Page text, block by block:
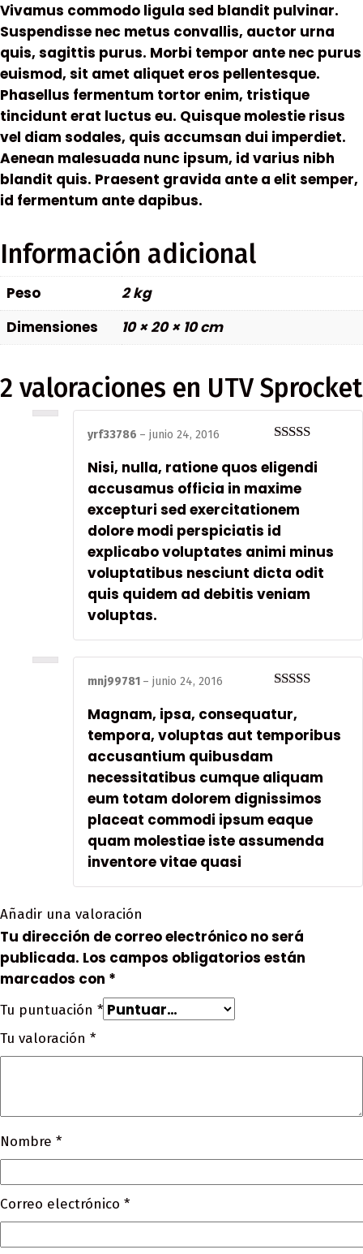
Vivamus commodo ligula sed blandit pulvinar.
Suspendisse nec metus convallis, auctor urna
quis, sagittis purus. Morbi tempor ante nec purus
euismod, sit amet aliquet eros pellentesque.
Phasellus fermentum tortor enim, tristique
tincidunt erat luctus eu. Quisque molestie risus
vel diam sodales, quis accumsan dui imperdiet.
Aenean malesuada nunc ipsum, id varius nibh
blandit quis. Praesent gravida ante a elit semper,
id fermentum ante dapibus.
Información adicional
Peso
2 kg
Dimensiones
10 × 20 × 10 cm
2 valoraciones en UTV Sprocket
en4de 5
yrf33786 – junio 24, 2016
Nisi, nulla, ratione quos eligendi
accusamus officia in maxime
excepturi sed exercitationem
dolore modi perspiciatis id
explicabo voluptates animi minus
voluptatibus nesciunt dicta odit
quis quidem ad debitis veniam
voluptas.
en3
mnj99781 – junio 24, 2016
Magnam, ipsa, consequatur,
tempora, voluptas aut temporibus
accusantium quibusdam
necessitatibus cumque aliquam
eum totam dolorem dignissimos
placeat commodi ipsum eaque
quam molestiae iste assumenda
inventore vitae quasi
Añadir una valoración
Tu dirección de correo electrónico no será
publicada. Los campos obligatorios están
marcados con *
Tu puntuación *
Tu valoración *
Nombre *
Correo electrónico *